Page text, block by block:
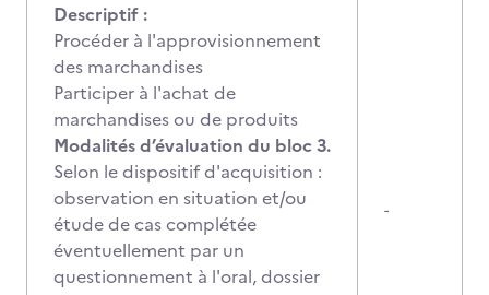
Descriptif :
Procéder à l'approvisionnement
des marchandises
Participer à l'achat de
marchandises ou de produits
Modalités d’évaluation du bloc 3.
Selon le dispositif d'acquisition :
observation en situation et/ou
étude de cas complétée
éventuellement par un
questionnement à l'oral, dossier
-